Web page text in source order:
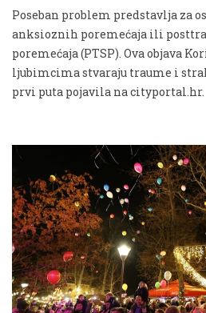
Poseban problem predstavlja za
anksioznih poremećaja ili
poremećaja (PTSP). Ova objava
ljubimcima stvaraju traume i
prvi puta pojavila na cityportal.hr.